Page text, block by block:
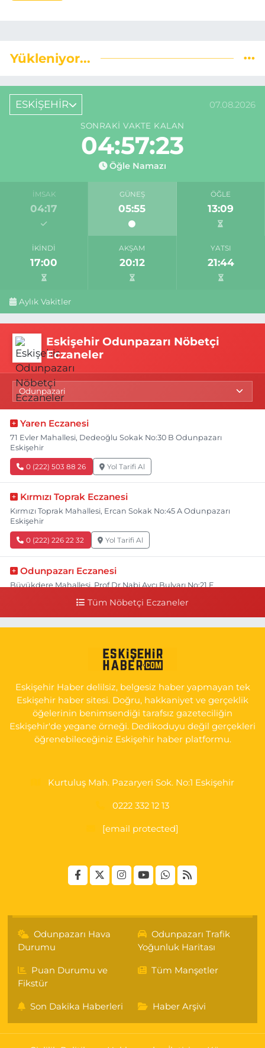
Yükleniyor...
ESKİŞEHİR 07.08.2026
SONRAKI VAKTE KALAN
04:57:22
Öğle Namazı
İMSAK
04:17
GÜNEŞ
05:55
ÖĞLE
13:09
İKINDI
17:00
AKŞAM
20:12
YATSI
21:44
Aylık Vakitler
Eskişehir Odunpazarı Nöbetçi
Eczaneler
Yaren Eczanesi
71 Evler Mahallesi, Dedeoğlu Sokak No:30 B Odunpazarı
Eskişehir
0 (222) 503 88 26 Yol Tarifi Al
Kırmızı Toprak Eczanesi
Kırmızı Toprak Mahallesi, Ercan Sokak No:45 A Odunpazarı
Eskişehir
0 (222) 226 22 32 Yol Tarifi Al
Odunpazarı Eczanesi
Büyükdere Mahallesi, Prof.Dr.Nabi Avcı Bulvarı No:21 E
Yenidoğan Mahallesi, Şehit Serkan Özaydın Caddesi No:8 B
0 (222) 237 75 17 Yol Tarifi Al
Tüm Nöbetçi Eczaneler
Eskişehir Haber delilsiz, belgesiz haber yapmayan tek
Eskişehir haber sitesi. Doğru, hakkaniyet ve gerçeklik
öğelerinin benimsendiği tarafsız gazeteciliğin
Eskişehir'de yegane örneği. Dedikoduyu değil gerçekleri
öğrenebileceğiniz Eskişehir haber platformu.
Kurtuluş Mah. Pazaryeri Sok. No:1 Eskişehir
0222 332 12 13
[email protected]
Odunpazarı Hava
Durumu
Odunpazarı Trafik
Yoğunluk Haritası
Puan Durumu ve
Fikstür
Tüm Manşetler
Son Dakika Haberleri Haber Arşivi